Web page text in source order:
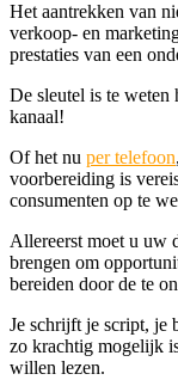
Het aantrekken van
verkoop- en
prestaties van een
De sleutel is te weten
kanaal!
Of het nu per telefoon
voorbereiding is
consumenten op te
Allereerst moet u uw
brengen om
bereiden door de te
Je schrijft je script, je
zo krachtig mogelijk
willen lezen.